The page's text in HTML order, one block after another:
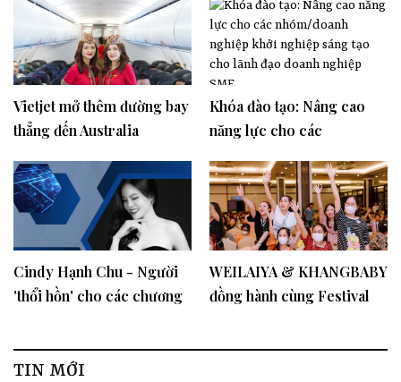
Vietjet mở thêm đường bay
thẳng đến Australia
Khóa đào tạo: Nâng cao
năng lực cho các
nghiệp sáng tạo cho lãnh
đạo doanh nghiệp SME
Cindy Hạnh Chu - Người
'thổi hồn' cho các chương
WEILAIYA & KHANGBABY
đồng hành cùng Festival
TIN MỚI